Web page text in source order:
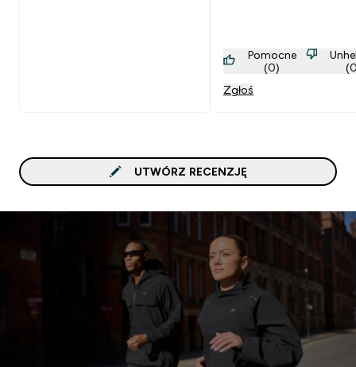
Pomocne
(0)
Zgłoś
UTWÓRZ RECENZJĘ